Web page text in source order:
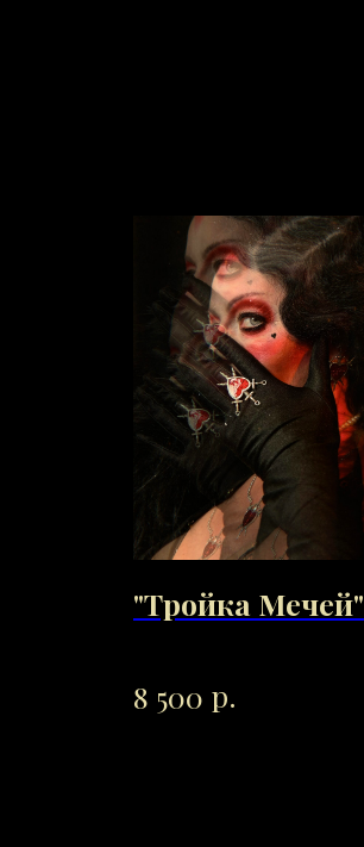
"Тройка Мечей"
8 500 р.